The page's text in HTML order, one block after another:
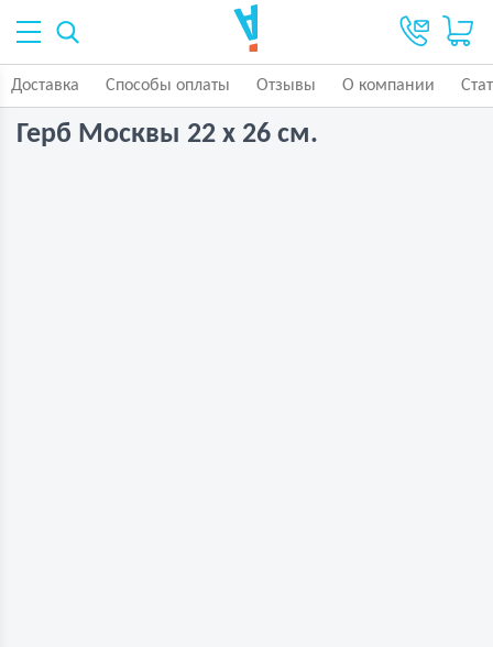
Доставка Способы оплаты Отзывы О компании
Герб Москвы 22 х 26 см.